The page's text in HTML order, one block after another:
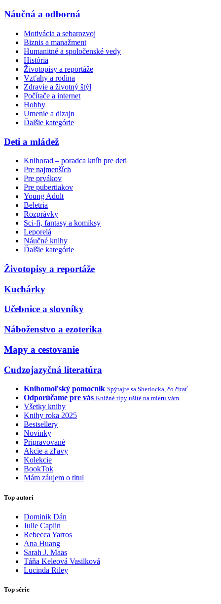
Náučná a odborná
Motivácia a sebarozvoj
Biznis a manažment
Humanitné a spoločenské vedy
História
Životopisy a reportáže
Vzťahy a rodina
Zdravie a životný štýl
Počítače a internet
Hobby
Umenie a dizajn
Ďalšie kategórie
Deti a mládež
Knihorad – poradca kníh pre deti
Pre najmenších
Pre prvákov
Pre pubertiakov
Young Adult
Beletria
Rozprávky
Sci-fi, fantasy a komiksy
Leporelá
Náučné knihy
Ďalšie kategórie
Životopisy a reportáže
Kuchárky
Učebnice a slovníky
Náboženstvo a ezoterika
Mapy a cestovanie
Cudzojazyčná literatúra
Knihomoľský pomocník Spýtajte sa Sherlocka, čo čítať
Odporúčame pre vás Knižné tipy ušité na mieru vám
Všetky knihy
Knihy roka 2025
Bestsellery
Novinky
Pripravované
Akcie a zľavy
Kolekcie
BookTok
Mám záujem o titul
Top autori
Dominik Dán
Julie Caplin
Rebecca Yarros
Ana Huang
Sarah J. Maas
Táňa Keleová Vasilková
Lucinda Riley
Top série